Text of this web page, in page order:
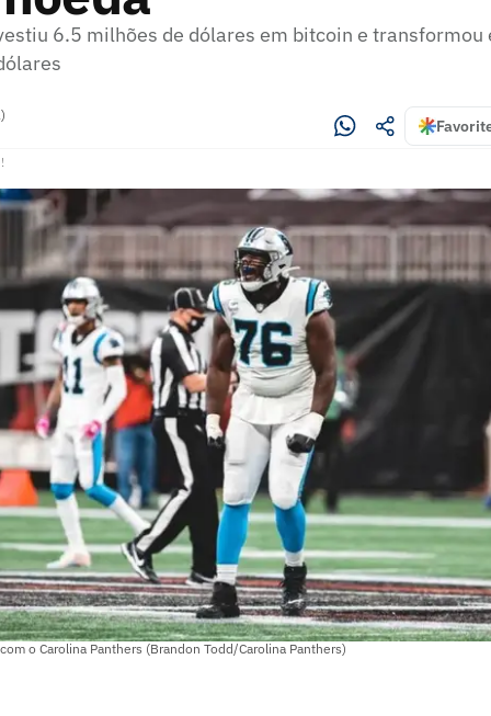
6.5 milhões de dólares em bitcoin e transformou
o Carolina Panthers (Brandon Todd/Carolina Panthers)